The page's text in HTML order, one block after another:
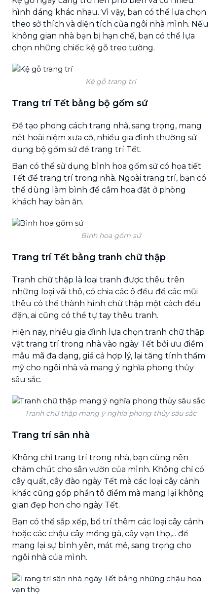
hình dáng khác nhau. Vì vậy, bạn có thể lựa chọn
theo sở thích và diện tích của ngôi nhà mình. Nếu
không gian nhà bạn bị hạn chế, bạn có thể lựa
chọn những chiếc kệ gỗ treo tường.
Kệ gỗ trang trí
Trang trí Tết bằng bộ gốm sứ
Để tạo phong cách trang nhã, sang trọng, mang
nét hoài niệm xưa cổ, nhiều gia đình thường sử
dụng bộ gốm sứ để trang trí Tết.
Bạn có thể sử dụng bình hoa gốm sứ có họa tiết
Tết để trang trí trong nhà. Ngoài trang trí, bạn có
thể dùng làm bình để cắm hoa đặt ở phòng
khách hay bàn ăn.
Bình hoa gốm sứ
Trang trí Tết bằng tranh chữ thập
Tranh chữ thập là loại tranh được thêu trên
những loại vải thô, có chia các ô đều để các mũi
thêu có thể thành hình chữ thập một cách đều
đặn, ai cũng có thể tự tay thêu tranh.
Hiện nay, nhiều gia đình lựa chọn tranh chữ thập
vật trang trí trong nhà vào ngày Tết bởi ưu điểm
mẫu mã đa dạng, giá cả hợp lý, lại tăng tính thẩm
mỹ cho ngôi nhà và mang ý nghĩa phong thủy
sâu sắc.
Tranh chữ thập mang ý nghĩa phong thủy sâu sắc
Trang trí sân nhà
Không chỉ trang trí trong nhà, bạn cũng nên
chăm chút cho sân vườn của mình. Không chỉ có
cây quất, cây đào ngày Tết mà các loại cây cảnh
khác cũng góp phần tô điểm mà mang lại không
gian đẹp hơn cho ngày Tết.
Bạn có thể sắp xếp, bố trí thêm các loại cây cảnh
hoặc các chậu cây mồng gà, cây vạn thọ,... để
mang lại sự bình yên, mát mẻ, sang trọng cho
ngôi nhà của mình.